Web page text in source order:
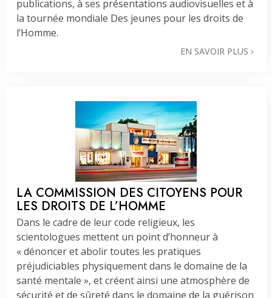
publications, à ses présentations audiovisuelles et à
la tournée mondiale Des jeunes pour les droits de
l’Homme.
EN SAVOIR PLUS
LA COMMISSION DES CITOYENS POUR
LES DROITS DE L’HOMME
Dans le cadre de leur code religieux, les
scientologues mettent un point d’honneur à
« dénoncer et abolir toutes les pratiques
préjudiciables physiquement dans le domaine de la
santé mentale », et créent ainsi une atmosphère de
sécurité et de sûreté dans le domaine de la guérison